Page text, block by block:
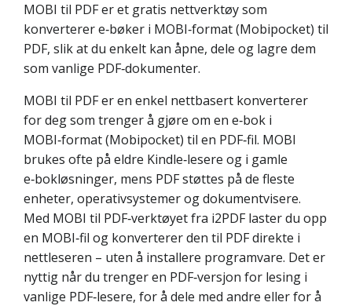
MOBI til PDF er et gratis nettverktøy som
konverterer e‑bøker i MOBI‑format (Mobipocket) til
PDF, slik at du enkelt kan åpne, dele og lagre dem
som vanlige PDF‑dokumenter.
MOBI til PDF er en enkel nettbasert konverterer
for deg som trenger å gjøre om en e‑bok i
MOBI‑format (Mobipocket) til en PDF‑fil. MOBI
brukes ofte på eldre Kindle‑lesere og i gamle
e‑bokløsninger, mens PDF støttes på de fleste
enheter, operativsystemer og dokumentvisere.
Med MOBI til PDF‑verktøyet fra i2PDF laster du opp
en MOBI‑fil og konverterer den til PDF direkte i
nettleseren – uten å installere programvare. Det er
nyttig når du trenger en PDF‑versjon for lesing i
vanlige PDF‑lesere, for å dele med andre eller for å